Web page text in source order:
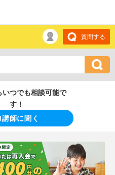
質問する
いつでも相談可能で
す！
師に聞く